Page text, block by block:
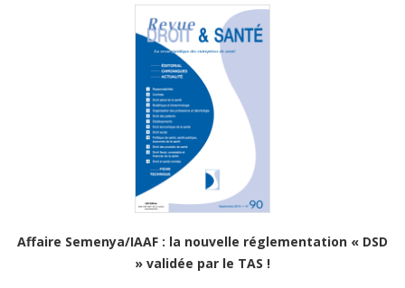
Affaire Semenya/IAAF : la nouvelle réglementation « DSD
» validée par le TAS !